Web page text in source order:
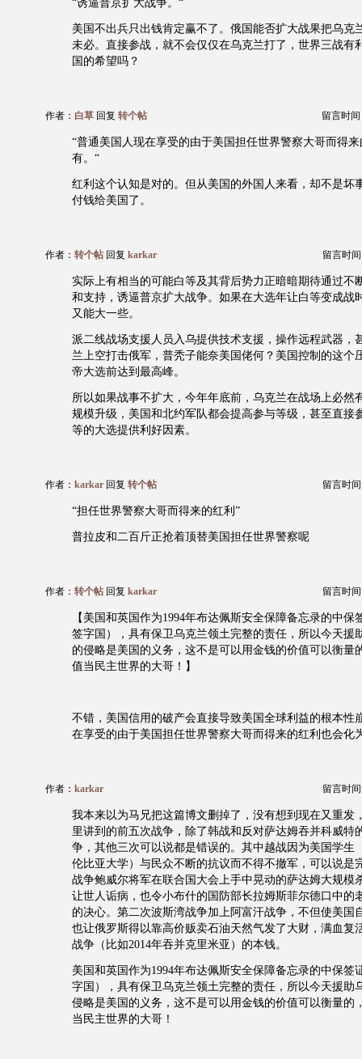
“诱逼普京扩大战争。“
美国不出兵只出钱肯定赢不了。俄国能否扩大战果把乌克
未必。直接参战，就不会仅仅在乌克兰打了，世界三战有
国的希望吗？
作者： 白草 回复 转个帖 留言时间
“普通美国人现在享受的由于美国担任世界警察大哥而得
有。“
红利这个认知是对的。但从美国的外国人来看，却不是坏
付钱给美国了。
作者： 转个帖 回复 karkar 留言时间
实际上有相当的可能白等及其背后势力正暗暗期待通过不
和支持，诱逼普京扩大战争。如果在大选年让白等变成战
又能大一些。
派二线战场支援人员入乌提供技术支援，操作远程武器，
兰上空打击俄军，普秃子能奈美国佬何？美国控制的这个
帝大选前达到最高峰。
所以如果战事不扩大，今年年底前，乌克兰在战场上必然
规模升级，美国和北约军队都会提高参与等级，甚至直接
等的大选提供利好因素。
作者： karkar 回复 转个帖 留言时间
“担任世界警察大哥而得来的红利”
普拉皮和二百斤正抢着顶替美国担任世界警察呢
作者： 转个帖 回复 karkar 留言时间
【美国和英国作为1994年布达佩斯安全保障备忘录的中保
签字国），具有保卫乌克兰领土完整的责任，所以今天援
的侵略是美国的义务，这不是可以用金钱的价值可以衡量
值当民主世界的大哥！】
不错，美国信用的破产会直接导致美国全球利益的根本性
在享受的由于美国担任世界警察大哥而得来的红利也会化
作者： karkar 留言时间
我本来以为马兄把这篇博文删掉了，没有想到现在又重发
里讲到的前五次战争，除了韩战和反对萨达姆吞并科威特
争，其他三次可以说都是错误的。其中越战因为美国学生
伦比亚大学）与民众不断的抗议而不得不撤军，可以说是
战争鲍威尔将军在联合国大会上手中晃动的萨达姆大规模
让世人诟病，也令小布什的国防部长拉姆斯菲尔德口中的
的决心。第二次波斯湾战争加上阿富汗战争，不但使美国
也让俄罗斯得以靠高价贩卖石油天然气发了大财，满血复
战争（比如2014年吞并克里米亚）的本钱。
美国和英国作为1994年布达佩斯安全保障备忘录的中保签
字国），具有保卫乌克兰领土完整的责任，所以今天援助
侵略是美国的义务，这不是可以用金钱的价值可以衡量的
当民主世界的大哥！